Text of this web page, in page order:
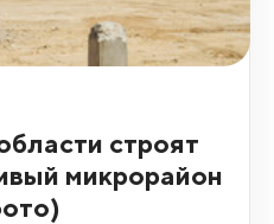
строят
микрорайон